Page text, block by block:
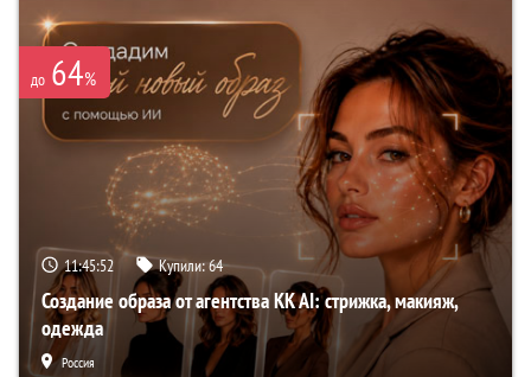
до 64%
11:45:51 Купили:64
Создание образа от агентства KK AI: стрижка, макияж,
одежда
Россия